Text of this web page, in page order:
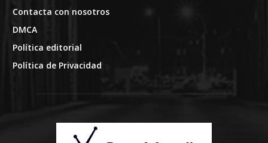
Contacta con nosotros
DMCA
Política editorial
Política de Privacidad